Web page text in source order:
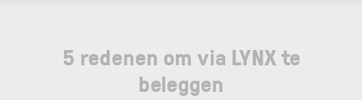
5 redenen om via LYNX te
beleggen